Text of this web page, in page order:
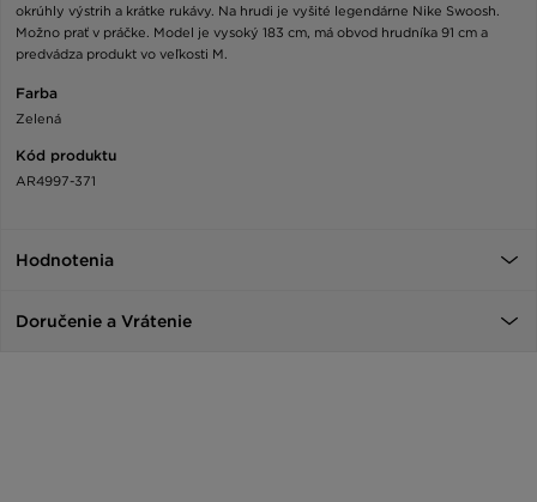
okrúhly výstrih a krátke rukávy. Na hrudi je vyšité legendárne Nike Swoosh.
Možno prať v práčke. Model je vysoký 183 cm, má obvod hrudníka 91 cm a
predvádza produkt vo veľkosti M.
Farba
Zelená
Kód produktu
AR4997-371
Hodnotenia
Doručenie a Vrátenie